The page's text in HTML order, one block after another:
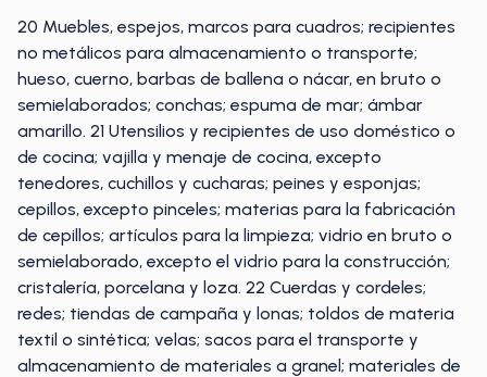
20 Muebles, espejos, marcos para cuadros; recipientes
no metálicos para almacenamiento o transporte;
hueso, cuerno, barbas de ballena o nácar, en bruto o
semielaborados; conchas; espuma de mar; ámbar
amarillo. 21 Utensilios y recipientes de uso doméstico o
de cocina; vajilla y menaje de cocina, excepto
tenedores, cuchillos y cucharas; peines y esponjas;
cepillos, excepto pinceles; materias para la fabricación
de cepillos; artículos para la limpieza; vidrio en bruto o
semielaborado, excepto el vidrio para la construcción;
cristalería, porcelana y loza. 22 Cuerdas y cordeles;
redes; tiendas de campaña y lonas; toldos de materia
textil o sintética; velas; sacos para el transporte y
almacenamiento de materiales a granel; materiales de